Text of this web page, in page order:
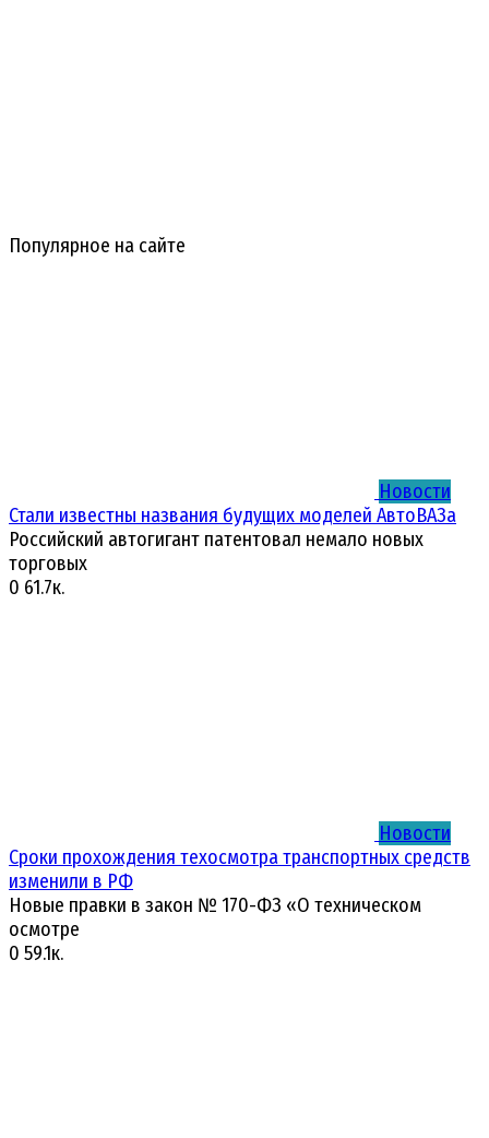
Популярное на сайте
Новости
Стали известны названия будущих моделей АвтоВАЗа
Российский автогигант патентовал немало новых
торговых
0 61.7к.
Новости
Сроки прохождения техосмотра транспортных средств
изменили в РФ
Новые правки в закон № 170-ФЗ «О техническом
осмотре
0 59.1к.